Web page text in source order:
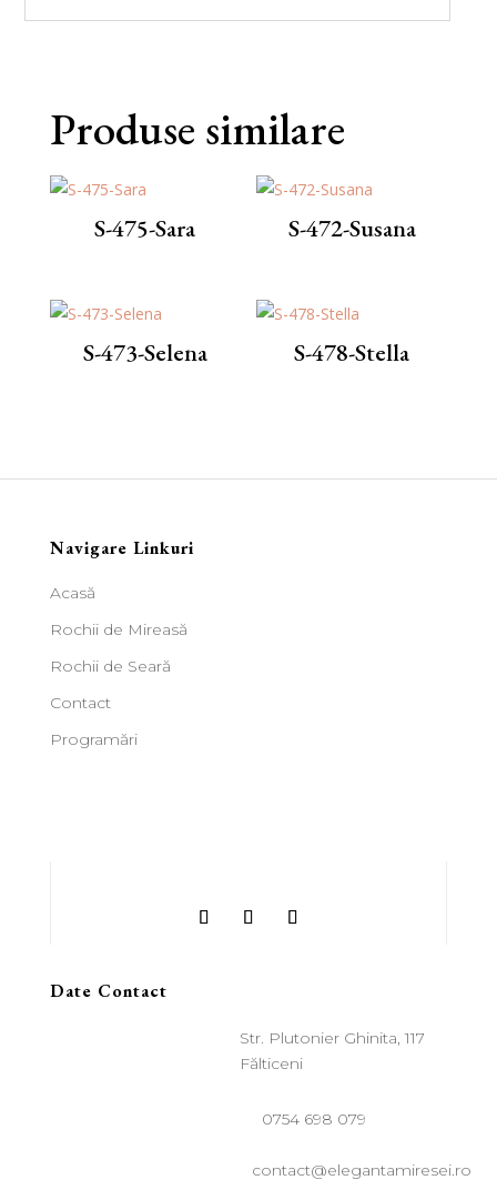
Produse similare
S-475-Sara S-472-Susana
S-473-Selena S-478-Stella
Navigare Linkuri
Acasă
Rochii de Mireasă
Rochii de Seară
Contact
Programări
Date Contact
Str. Plutonier Ghinita, 117
Fălticeni
0754 698 079
contact@elegantamiresei.ro